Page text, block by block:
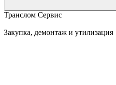
Транслом Сервис
Закупка, демонтаж и утилизация